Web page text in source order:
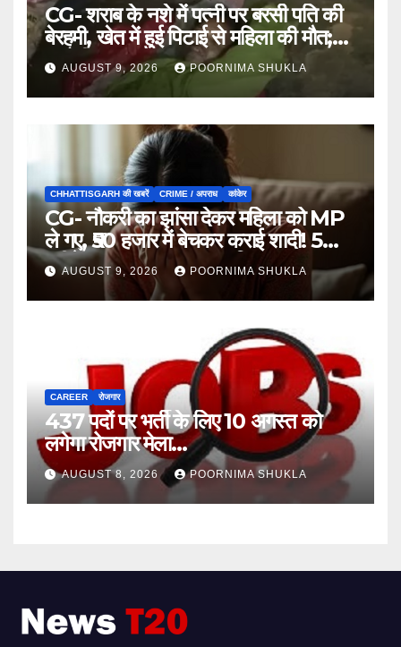
CG- शराब के नशे में पत्नी पर बरसी पति की
बेरहमी, खेत में हुई पिटाई से महिला की मौत;
आरोपी फरार…
AUGUST 9, 2026 POORNIMA SHUKLA
CHHATTISGARH की खबरें CRIME / अपराध कांकेर
CG- नौकरी का झांसा देकर महिला को MP
ले गए, ₹50 हजार में बेचकर कराई शादी! 5
महीने बाद खुला पूरा राज, 3 गिरफ्तार…
AUGUST 9, 2026 POORNIMA SHUKLA
CAREER रोजगार
437 पदों पर भर्ती के लिए 10 अगस्त को
लगेगा रोजगार मेला…
AUGUST 8, 2026 POORNIMA SHUKLA